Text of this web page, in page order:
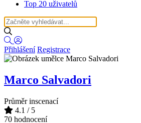
Top 20 uživatelů
Přihlášení Registrace
Marco Salvadori
Průměr inscenací
4.1 / 5
70 hodnocení